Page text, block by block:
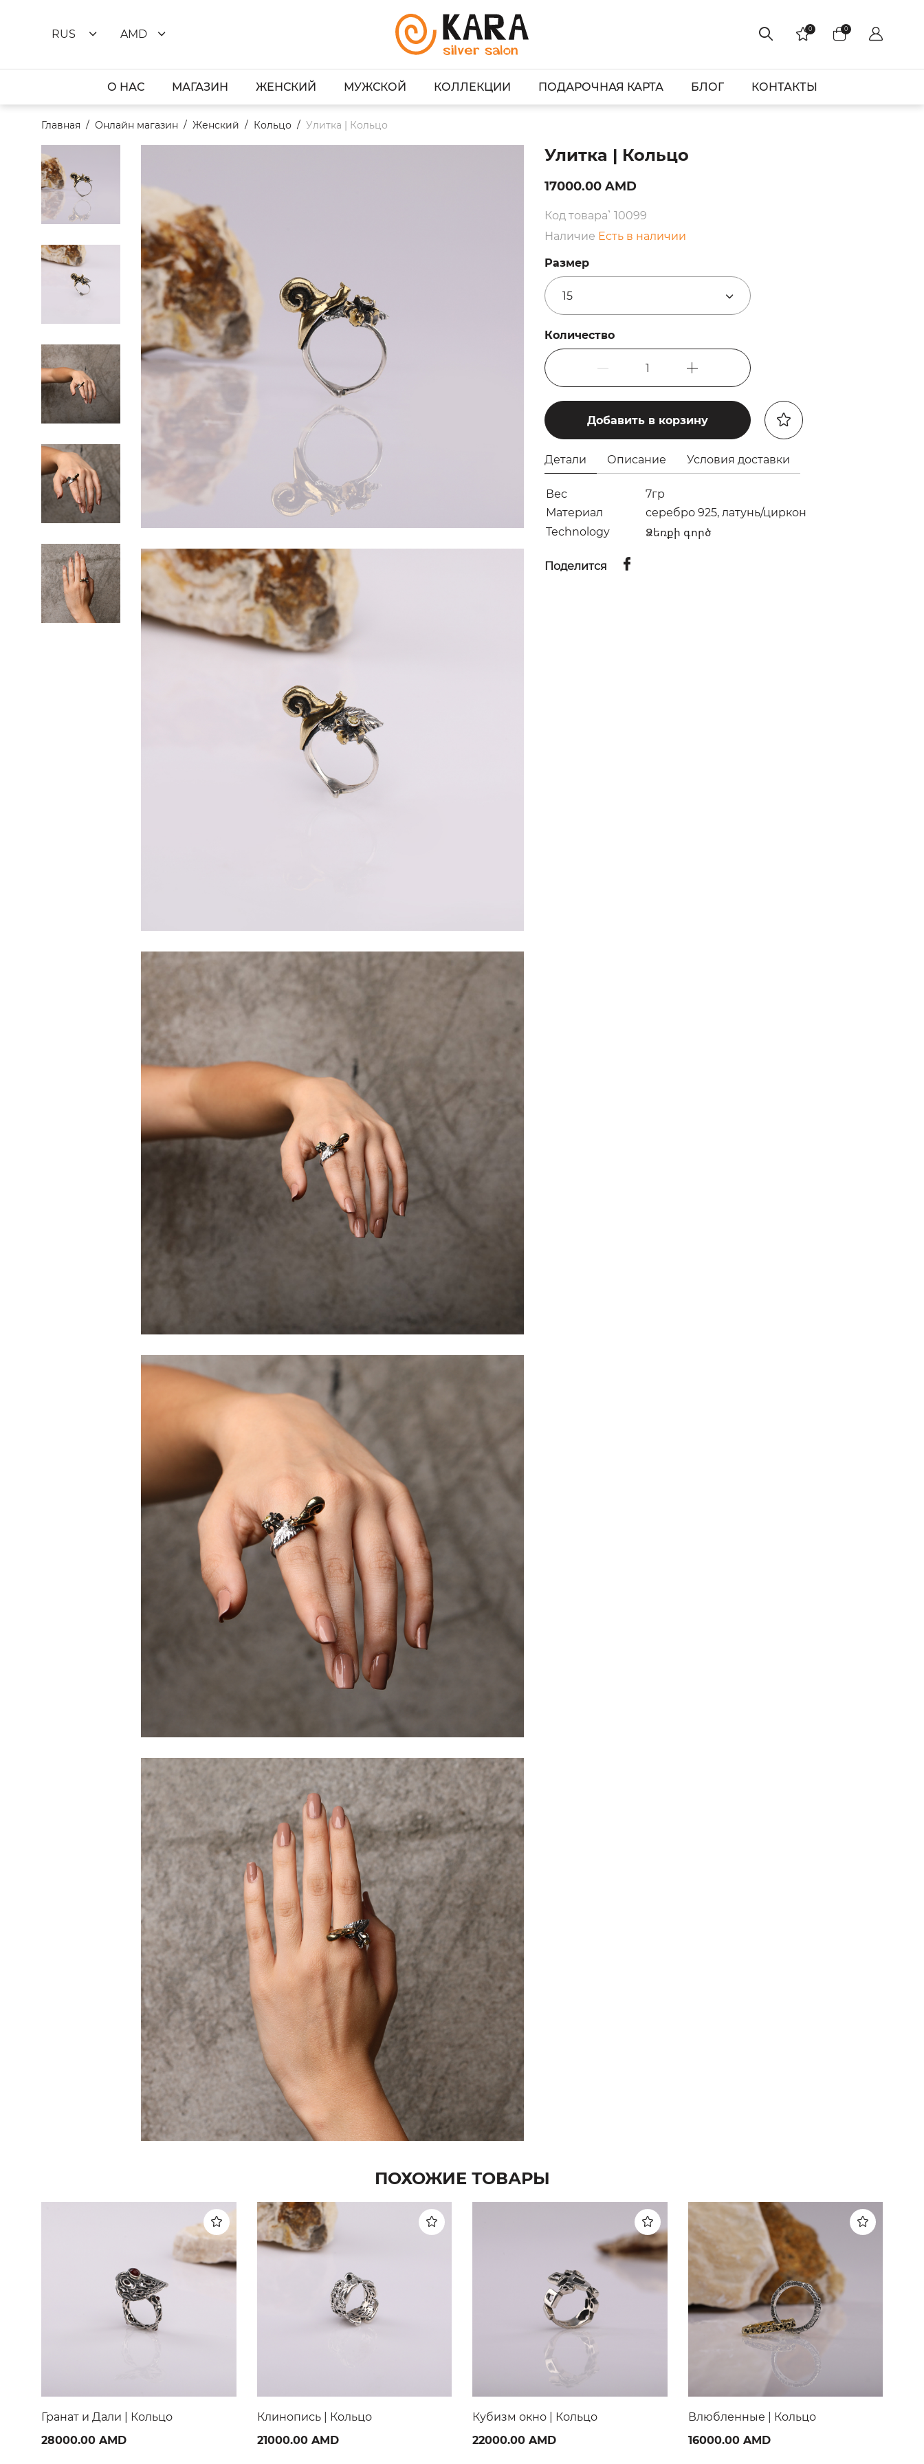
RUS AMD 0 0
О НАС МАГАЗИН ЖЕНСКИЙ МУЖСКОЙ КОЛЛЕКЦИИ ПОДАРОЧНАЯ КАРТА БЛОГ КОНТАКТЫ
Главная Онлайн магазин Женский Кольцо Улитка | Кольцо
Улитка | Кольцо
17000.00 AMD
Код товара՝ 10099
Наличие Есть в наличии
Размер
15
Количество
1
Добавить в корзину
Детали Описание Условия доставки
Вес
7гр
Материал
серебро 925, латунь/циркон
Technology
Ձեռքի գործ
Поделится
ПОХОЖИЕ ТОВАРЫ
Клинопись | Кольцо
21000.00 AMD
Кубизм окно | Кольцо
22000.00 AMD
Влюбленные | Кольцо
16000.00 AMD
Змейка-молния | Кольцо
19000.00 AMD